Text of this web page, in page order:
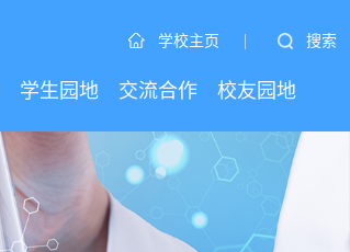
学校主页 | 搜索
学生园地 交流合作 校友园地